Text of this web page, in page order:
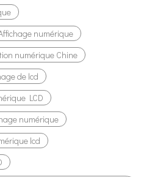
numérique
numérique Chine
de lcd
LCD
numérique
lcd